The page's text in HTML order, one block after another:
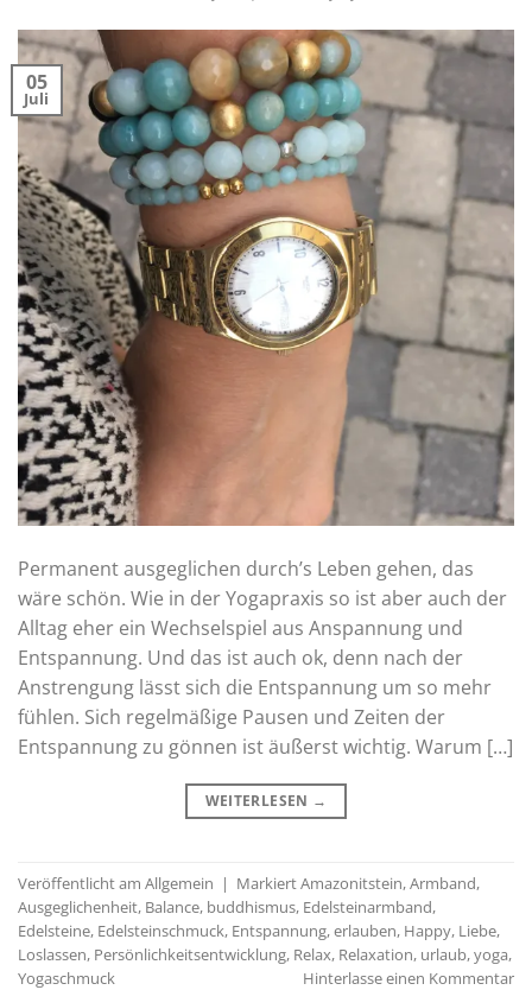
05
Juli
Permanent ausgeglichen durch’s Leben gehen, das
wäre schön. Wie in der Yogapraxis so ist aber auch der
Alltag eher ein Wechselspiel aus Anspannung und
Entspannung. Und das ist auch ok, denn nach der
Anstrengung lässt sich die Entspannung um so mehr
fühlen. Sich regelmäßige Pausen und Zeiten der
Entspannung zu gönnen ist äußerst wichtig. Warum […]
WEITERLESEN →
Veröffentlicht am Allgemein | MarkiertAmazonitstein,Armband,
Ausgeglichenheit, Balance, buddhismus, Edelsteinarmband,
Edelsteine, Edelsteinschmuck, Entspannung,erlauben, Happy, Liebe,
Loslassen, Persönlichkeitsentwicklung, Relax, Relaxation, urlaub,yoga,
Yogaschmuck
Hinterlasse einen Kommentar